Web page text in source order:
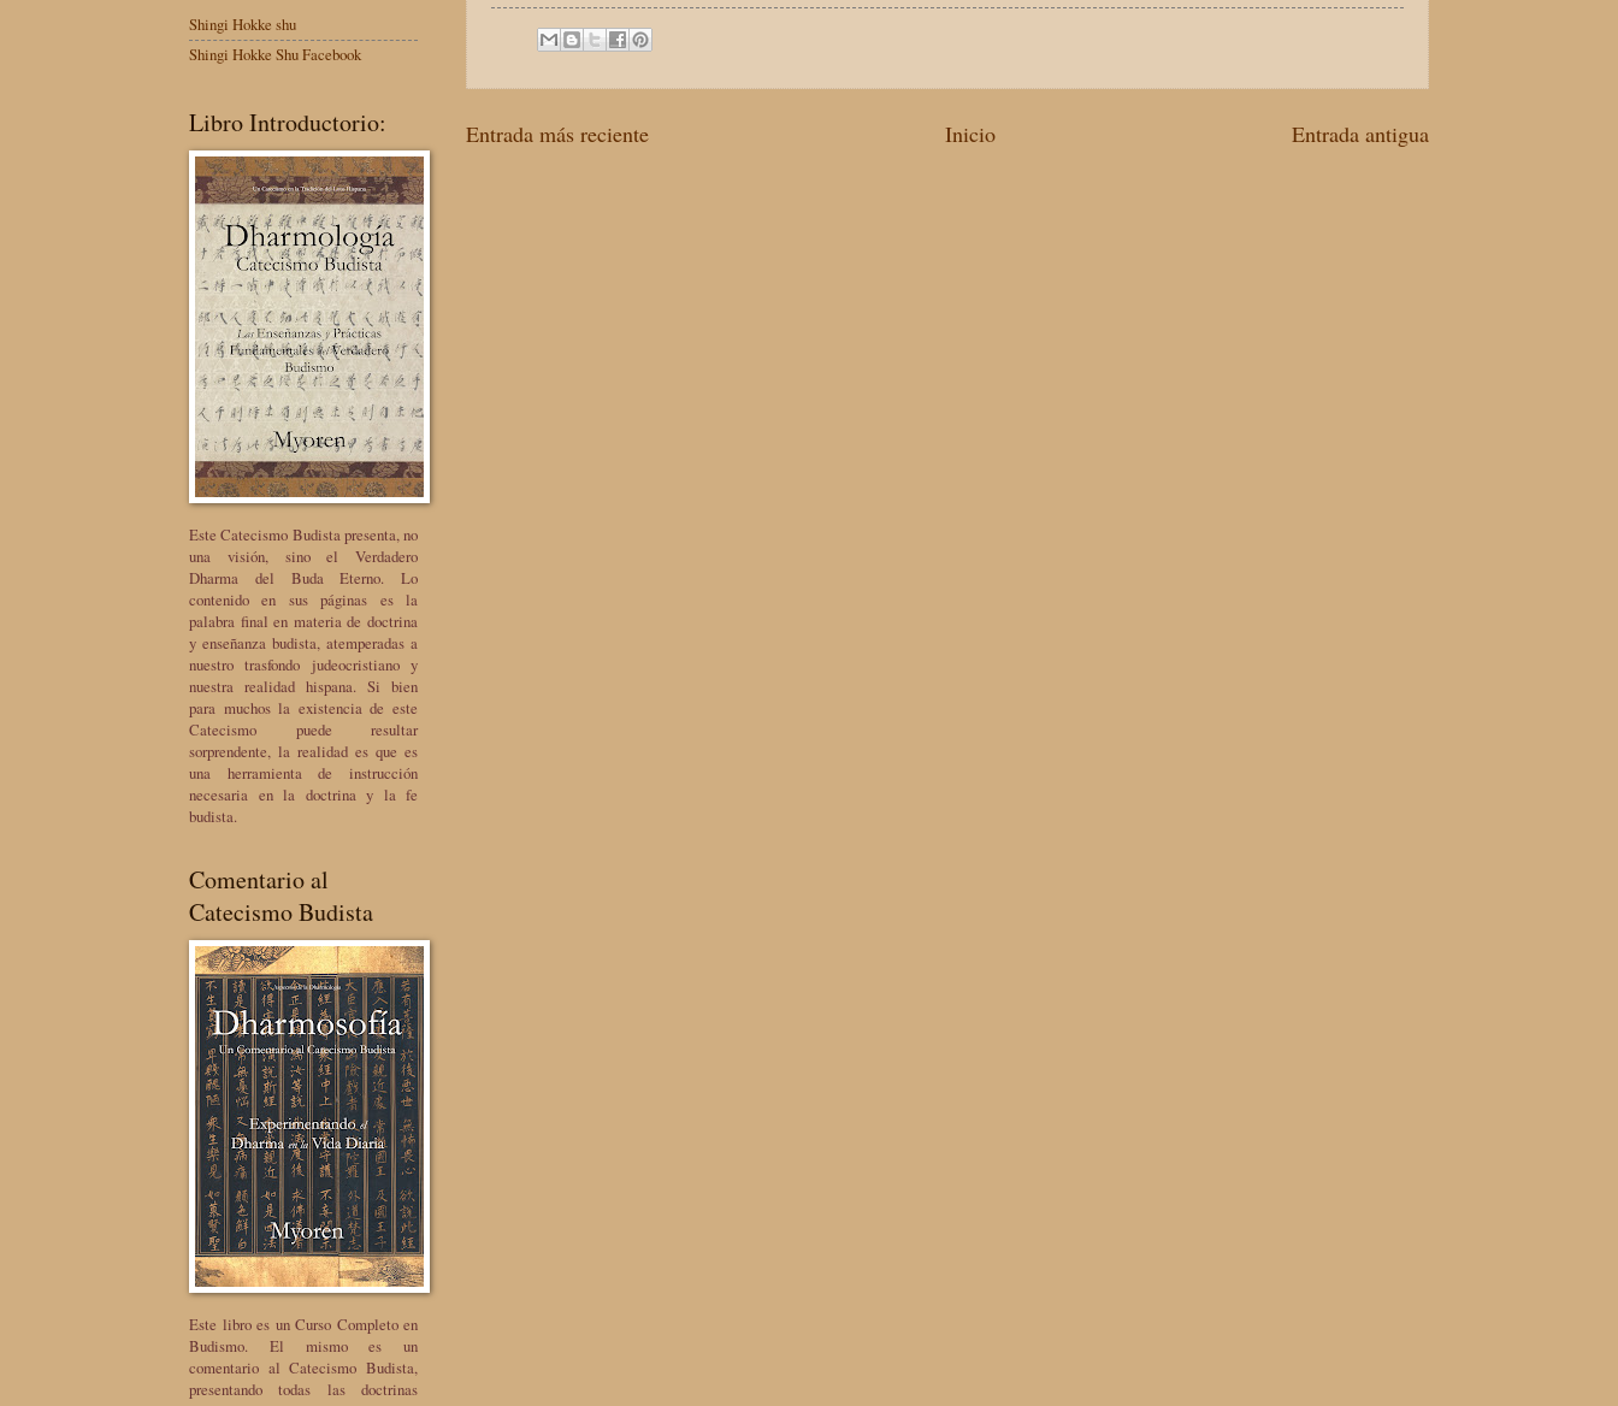
Entrada más reciente Entrada antigua
Inicio
Shingi Hokke shu
Shingi Hokke Shu Facebook
Libro Introductorio:
Este Catecismo Budista presenta, no
una visión, sino el Verdadero
Dharma del Buda Eterno. Lo
contenido en sus páginas es la
palabra final en materia de doctrina
y enseñanza budista, atemperadas a
nuestro trasfondo judeocristiano y
nuestra realidad hispana. Si bien
para muchos la existencia de este
Catecismo puede resultar
sorprendente, la realidad es que es
una herramienta de instrucción
necesaria en la doctrina y la fe
budista.
Comentario al
Catecismo Budista
Este libro es un Curso Completo en
Budismo. El mismo es un
comentario al Catecismo Budista,
presentando todas las doctrinas